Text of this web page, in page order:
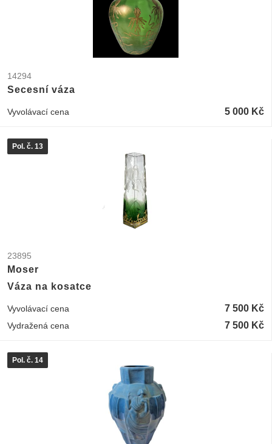
14294
Secesní váza
Vyvolávací cena 5 000 Kč
Pol. č. 13
23895
Moser
Váza na kosatce
Vyvolávací cena 7 500 Kč
Vydražená cena 7 500 Kč
Pol. č. 14